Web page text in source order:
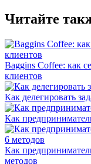
Читайте
Baggins Coffee: как
клиентов
Как делегировать
Как
Как
методов